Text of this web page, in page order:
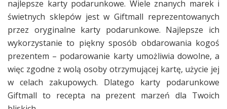
najlepsze karty podarunkowe. Wiele znanych marek i
świetnych sklepów jest w Giftmall reprezentowanych
przez oryginalne karty podarunkowe. Najlepsze ich
wykorzystanie to piękny sposób obdarowania kogoś
prezentem – podarowanie karty umożliwia dowolne, a
więc zgodne z wolą osoby otrzymującej kartę, użycie jej
w celach zakupowych. Dlatego karty podarunkowe
Giftmall to recepta na prezent marzeń dla Twoich